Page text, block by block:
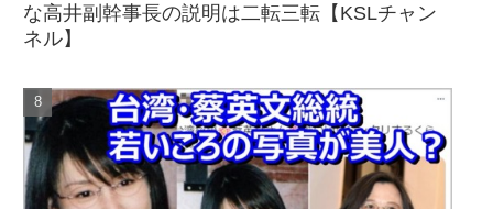
な高井副幹事長の説明は二転三転【KSLチャン
ネル】